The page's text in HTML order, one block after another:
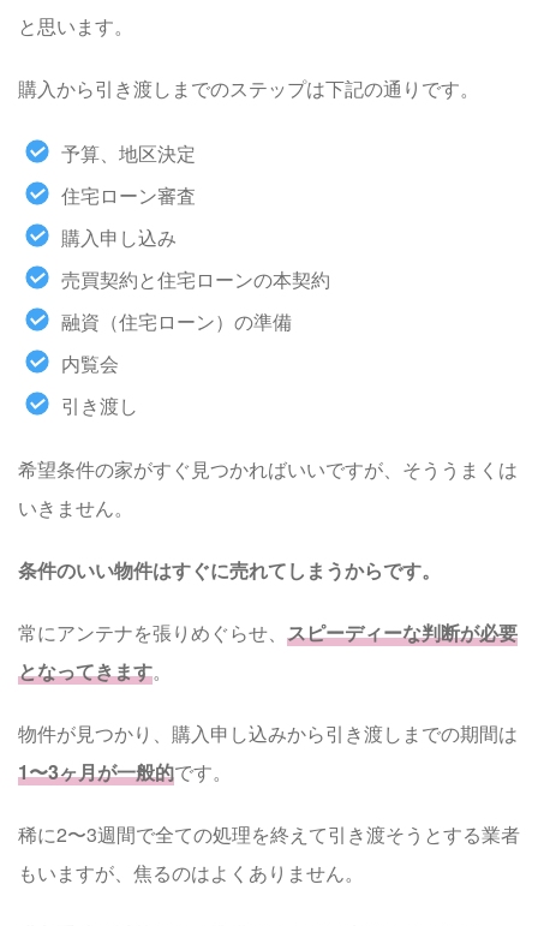
と思います。
購入から引き渡しまでのステップは下記の通りです。
予算、地区決定
住宅ローン審査
購入申し込み
売買契約と住宅ローンの本契約
融資（住宅ローン）の準備
内覧会
引き渡し
希望条件の家がすぐ見つかればいいですが、そううまくは
いきません。
条件のいい物件はすぐに売れてしまうからです。
常にアンテナを張りめぐらせ、 スピーディーな判断が必要
となってきます。
物件が見つかり、購入申し込みから引き渡しまでの期間は
1〜3ヶ月が一般的です。
稀に2〜3週間で全ての処理を終えて引き渡そうとする業者
もいますが、焦るのはよくありません。